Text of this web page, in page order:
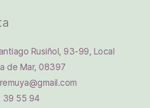
Rusiñol, 93-99, Local
de Mar, 08397
39 55 94